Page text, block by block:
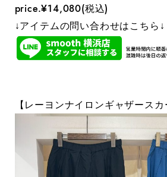
price.¥14,080(税込)
↓アイテムの問い合わせはこちら↓
【レーヨンナイロンギャザースカ